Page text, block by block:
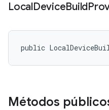
LocalDeviceBuild
public
Métodos